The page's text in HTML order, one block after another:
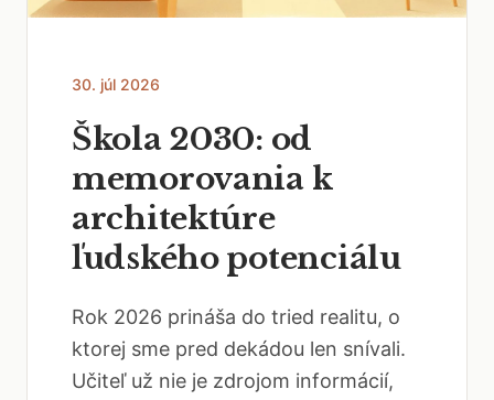
30. júl 2026
Škola 2030: od
memorovania k
architektúre
ľudského potenciálu
Rok 2026 prináša do tried realitu, o
ktorej sme pred dekádou len snívali.
Učiteľ už nie je zdrojom informácií,